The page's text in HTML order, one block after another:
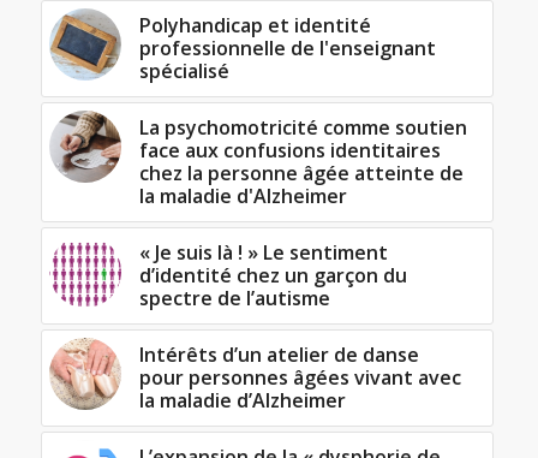
Polyhandicap et identité
professionnelle de l'enseignant
spécialisé
La psychomotricité comme soutien
face aux confusions identitaires
chez la personne âgée atteinte de
la maladie d'Alzheimer
« Je suis là ! » Le sentiment
d’identité chez un garçon du
spectre de l’autisme
Intérêts d’un atelier de danse
pour personnes âgées vivant avec
la maladie d’Alzheimer